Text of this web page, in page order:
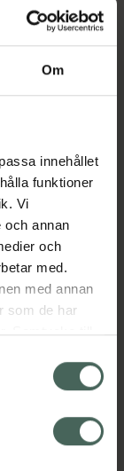
Om
innehållet
funktioner
Vi
och annan
och
med.
med annan
som de har
Samtycke till
påverkar inte
återkallelsen.